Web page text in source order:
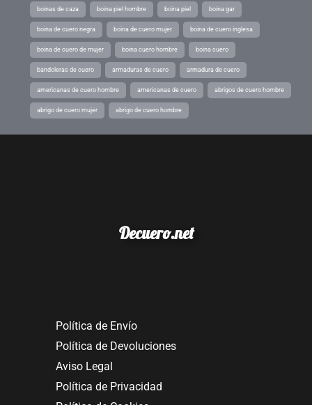
boinas de caza boina piel hombre boina piel boina gar
boina de cuero negra boina de cuero mujer boina de cuero inglesa
boina de cuero de mujer boina cuero hombre boina cuero
bandoleras de cuero armaduras de cuero armadura de cuero
americanas de cuero hombre americanas de cuero abrigos de cuero hombre
abrigo de cuero mujer abrigo de cuero hombre
Decuero.net
Política de Envío
Política de Devoluciones
Aviso Legal
Política de Privacidad